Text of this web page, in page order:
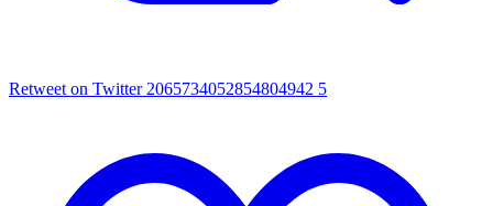
Retweet on Twitter 2065734052854804942 5